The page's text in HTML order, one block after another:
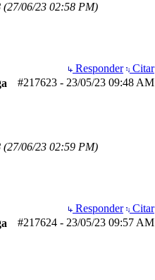
(27/06/23 02:58 PM)
Responder
Citar
#217623 - 23/05/23 09:48 AM
(27/06/23 02:59 PM)
Responder
Citar
#217624 - 23/05/23 09:57 AM